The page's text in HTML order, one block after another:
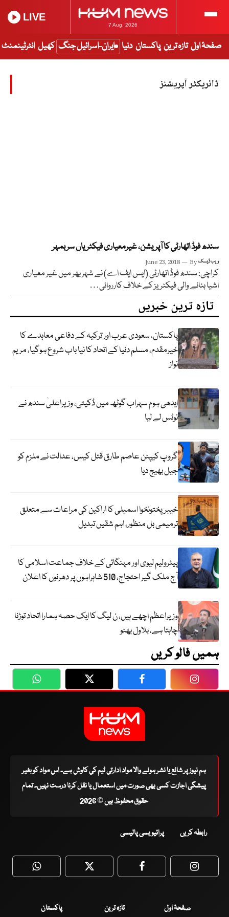
7 Aug, 2026
LIVE
صفحۂ اول تازہ ترین پاکستان دنیا ایران-اسرائیل جنگ کھیل انٹرٹینمنٹ
ڈائریکٹر آپریشنز
سندھ فوڈ اتھارٹی کا آپریشن، غیرمعیاری فیکٹریاں سربمہر
June 23, 2018 Byویب ڈیسک
کراچی: سندھ فوڈ اتھارٹی (ایس ایف اے) نے شہر بھر میں غیر معیاری
اشیا بنانے والی فیکٹریز کے خلاف کارروائی…
تازہ ترین خبریں
پاکستان، سعودی عرب اور ترکیہ کے دفاعی معاہدے کا
خیرمقدم، مسلم دنیا کے اتحاد کا نیا باب شروع ہوگیا، مریم
نواز
ایدھی ہوم سہراب گوٹھ میں ڈکیتی، وزیراعلیٰ سندھ نے
نوٹس لے لیا
گروپ کیپٹن عاصم طارق قتل کیس، عدالت نے ملزم کو
جیل بھیج دیا
خیبرپختونخوا اسمبلی کا اراکین کی مراعات سے متعلق
ترمیمی بل منظور، اہم شقیں تبدیل
پیٹرولیم لیوی اور مہنگائی کے خلاف جماعت اسلامی کا
آج ملک گیر احتجاج، 510 شاہراہوں پر دھرنوں کا اعلان
وزیراعظم اچھے ہیں، ن لیگ کا ایک حصہ ہمارا اتحاد توڑنا
چاہتا ہے، بلاول بھٹو
ہمیں فالو کریں
WhatsApp Twitter Facebook
ہم نیوز پر شائع یا نشر ہونے والا مواد ادارتی ٹیم کی کاوش ہے۔ اس مواد کو بغیر
پیشگی اجازت کسی بھی صورت میں استعمال یا نقل کرنا درست نہیں۔ تمام
حقوق محفوظ ہیں © 2026
رابطہ کریں پرائیویسی پالیسی
WhatsApp Twitter Facebook
صفحۂ اول تازہ ترین پاکستان